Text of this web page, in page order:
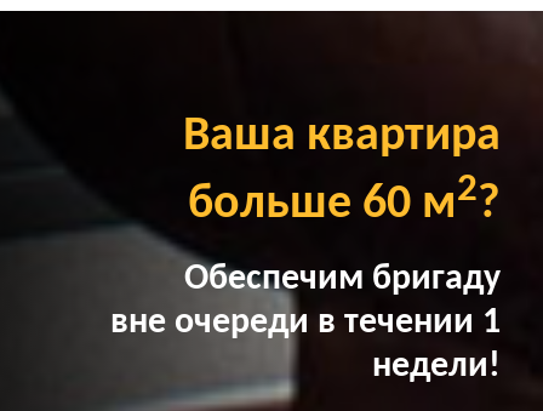
Ваша квартира
больше 60 м2?
Обеспечим бригаду
вне очереди в течении 1
недели!